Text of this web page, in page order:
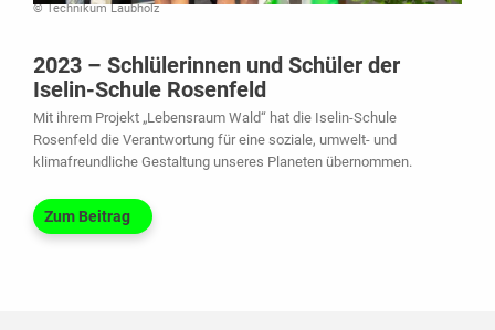
© Technikum Laubholz
2023 – Schlülerinnen und Schüler der
Iselin-Schule Rosenfeld
Mit ihrem Projekt „Lebensraum Wald“ hat die Iselin-Schule
Rosenfeld die Verantwortung für eine soziale, umwelt- und
klimafreundliche Gestaltung unseres Planeten übernommen.
Zum Beitrag